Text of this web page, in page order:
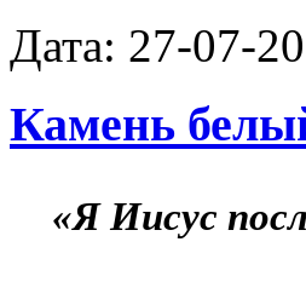
Дата: 27-07-
Камень
«Я Иисус